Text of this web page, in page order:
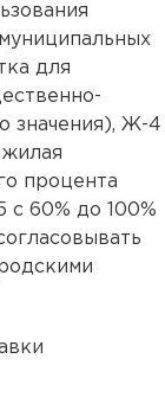
для
значения), Ж-4
процента
с 60% до 100%